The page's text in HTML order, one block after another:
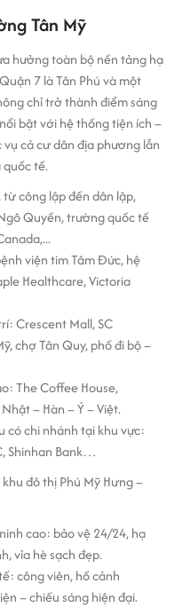
Tân Mỹ
hưởng toàn bộ nền tảng hạ
7 là Tân Phú và một
chỉ trở thành điểm sáng
bật với hệ thống tiện ích –
cả cư dân địa phương lẫn
tế.
công lập đến dân lập,
Quyền, trường quốc tế
viện tim Tâm Đức, hệ
Healthcare, Victoria
Crescent Mall, SC
chợ Tân Quy, phố đi bộ –
The Coffee House,
– Hàn – Ý – Việt.
có chi nhánh tại khu vực:
Shinhan Bank…
đô thị Phú Mỹ Hưng –
cao: bảo vệ 24/24, hạ
vỉa hè sạch đẹp.
công viên, hồ cảnh
– chiếu sáng hiện đại.